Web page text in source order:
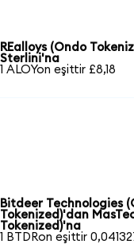
REalloys (Ondo
Sterlini'na
1 ALOYon eşittir £8,18
Bitdeer Technologies
Tokenized)'dan
Tokenized)'na
1 BTDRon eşittir